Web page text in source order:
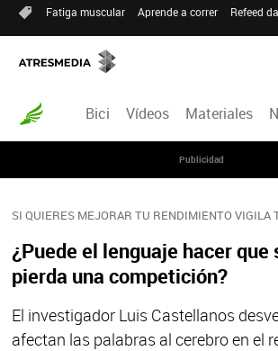
Fatiga muscular Aprende a correr Refeed
Bici Vídeos Materiales
Publicidad
SI QUIERES MEJORAR TU RENDIMIENTO VIGILA
¿Puede el lenguaje hacer que
pierda una competición?
El investigador Luis Castellanos
afectan las palabras al cerebro en el